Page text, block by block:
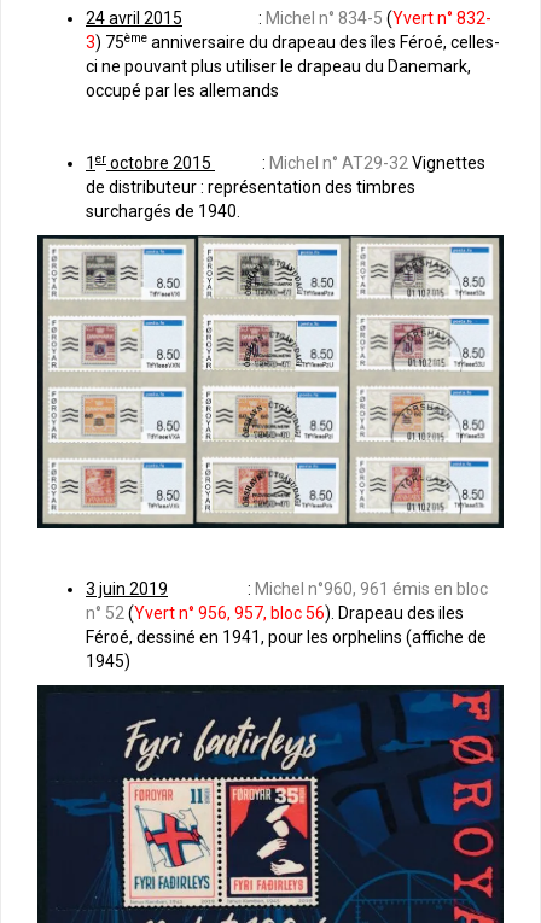
24 avril 2015 : Michel n° 834-5 (Yvert n° 832-
3) 75ème anniversaire du drapeau des îles Féroé, celles-
ci ne pouvant plus utiliser le drapeau du Danemark,
occupé par les allemands
1 er octobre 2015 : Michel n° AT29-32 Vignettes
de distributeur : représentation des timbres
surchargés de 1940.
3 juin 2019 : Michel n°960, 961 émis en bloc
n° 52 (Yvert n° 956, 957, bloc 56). Drapeau des iles
Féroé, dessiné en 1941, pour les orphelins (affiche de
1945)